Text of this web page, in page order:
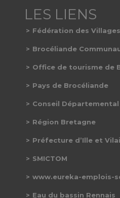
Fédération des
Brocéliande
Office de tourisme de
Pays de Brocéliande
Conseil Départemental
Région Bretagne
Préfecture d’Ille et
SMICTOM
www.eureka-emplois-
Eau du bassin Rennais